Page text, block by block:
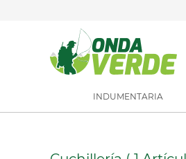
INDUMENTARIA